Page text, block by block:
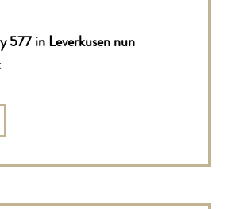
577 in Leverkusen nun